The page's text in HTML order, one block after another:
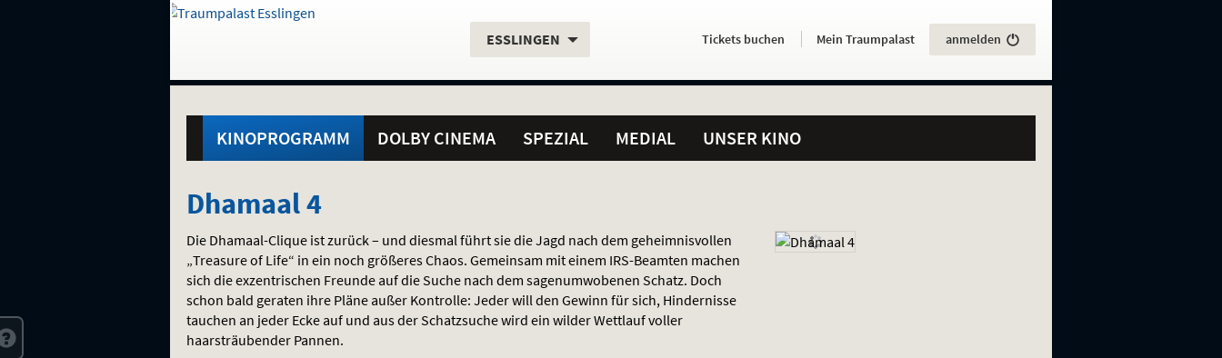
direkt
Inhalt
Menü
und
Gehe
Standortauswahl
Aktueller
ESSLINGEN Servicefunktionen
Aktuelles
HierTickets buchen . Mein Traumpalast anmelden
KINOPROGRAMM DOLBY CINEMA SPEZIAL MEDIAL UNSER KINO
Dhamaal
Dhamaal 4
Die Dhamaal-Clique ist zurück – und diesmal führt sie die Jagd nach dem geheimnisvollen
„Treasure of Life“ in ein noch größeres Chaos. Gemeinsam mit einem IRS-Beamten machen
sich die exzentrischen Freunde auf die Suche nach dem sagenumwobenen Schatz. Doch
schon bald geraten ihre Pläne außer Kontrolle: Jeder will den Gewinn für sich, Hindernisse
tauchen an jeder Ecke auf und aus der Schatzsuche wird ein wilder Wettlauf voller
haarsträubender Pannen.